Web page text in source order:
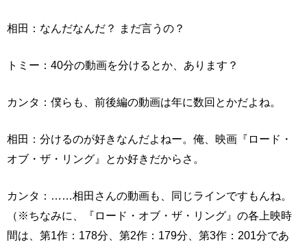
相田：なんだなんだ？ まだ言うの？
トミー：40分の動画を分けるとか、あります？
カンタ：僕らも、前後編の動画は年に数回とかだよね。
相田：分けるのが好きなんだよねー。俺、映画『ロード・
オブ・ザ・リング』とか好きだからさ。
カンタ：……相田さんの動画も、同じラインですもんね。
（※ちなみに、『ロード・オブ・ザ・リング』の各上映時
間は、第1作：178分、第2作：179分、第3作：201分であ